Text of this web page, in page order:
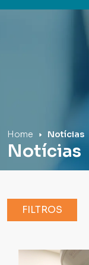
Home Notícias
Notícias
FILTROS